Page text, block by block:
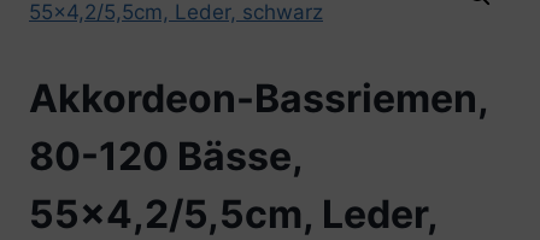
Akkordeon-Bassriemen,
80-120 Bässe,
55×4,2/5,5cm, Leder,